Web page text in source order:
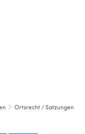
Ortsrecht / Satzungen